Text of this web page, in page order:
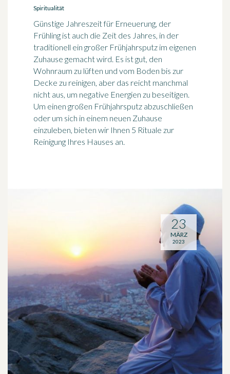
Spiritualität
Günstige Jahreszeit für Erneuerung, der
Frühling ist auch die Zeit des Jahres, in der
traditionell ein großer Frühjahrsputz im eigenen
Zuhause gemacht wird. Es ist gut, den
Wohnraum zu lüften und vom Boden bis zur
Decke zu reinigen, aber das reicht manchmal
nicht aus, um negative Energien zu beseitigen.
Um einen großen Frühjahrsputz abzuschließen
oder um sich in einem neuen Zuhause
einzuleben, bieten wir Ihnen 5 Rituale zur
Reinigung Ihres Hauses an.
23
MÄRZ
2023